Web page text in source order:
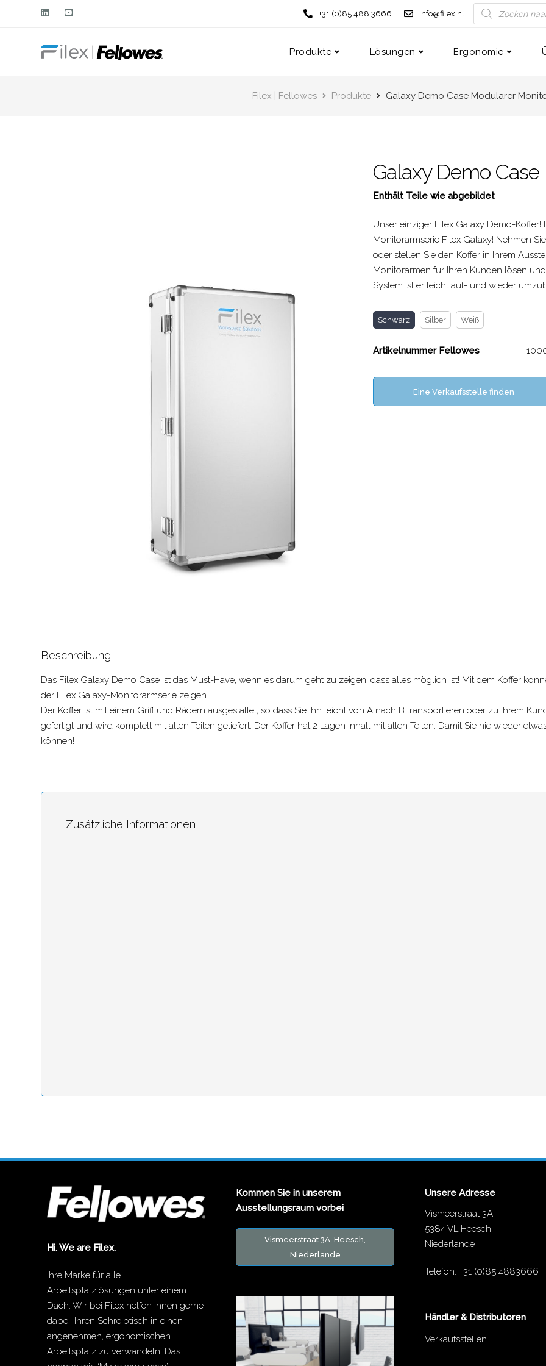
+31 (0)85 488 3666 info@filex.nl
Produkte Lösungen Ergonomie
Filex | Fellowes Produkte Galaxy Demo Case Modularer
Galaxy Demo
Enthält Teile wie abgebildet
Unser einziger Filex Galaxy Demo-
Monitorarmserie Filex Galaxy! Nehmen
oder stellen Sie den Koffer in Ihrem
Monitorarmen für Ihren Kunden lösen
System ist er leicht auf- und wieder
Schwarz Silber Weiß
Artikelnummer Fellowes
Eine Verkaufsstelle finden
Beschreibung
Das Filex Galaxy Demo Case ist das Must-Have, wenn es darum geht zu zeigen, dass alles möglich ist! Mit dem Koffer
der Filex Galaxy-Monitorarmserie zeigen.
Der Koffer ist mit einem Griff und Rädern ausgestattet, so dass Sie ihn leicht von A nach B transportieren oder zu Ihrem
gefertigt und wird komplett mit allen Teilen geliefert. Der Koffer hat 2 Lagen Inhalt mit allen Teilen. Damit Sie nie wieder
können!
Zusätzliche Informationen
Hi. We are Filex.
Ihre Marke für alle
Arbeitsplatzlösungen unter einem
Dach. Wir bei Filex helfen Ihnen gerne
dabei, Ihren Schreibtisch in einen
angenehmen, ergonomischen
Arbeitsplatz zu verwandeln. Das
Kommen Sie in unserem
Ausstellungsraum vorbei
Vismeerstraat 3A, Heesch,
Niederlande
Unsere Adresse
Vismeerstraat 3A
5384 VL Heesch
Niederlande
Telefon: +31 (0)85 4883666
Händler & Distributoren
Verkaufsstellen